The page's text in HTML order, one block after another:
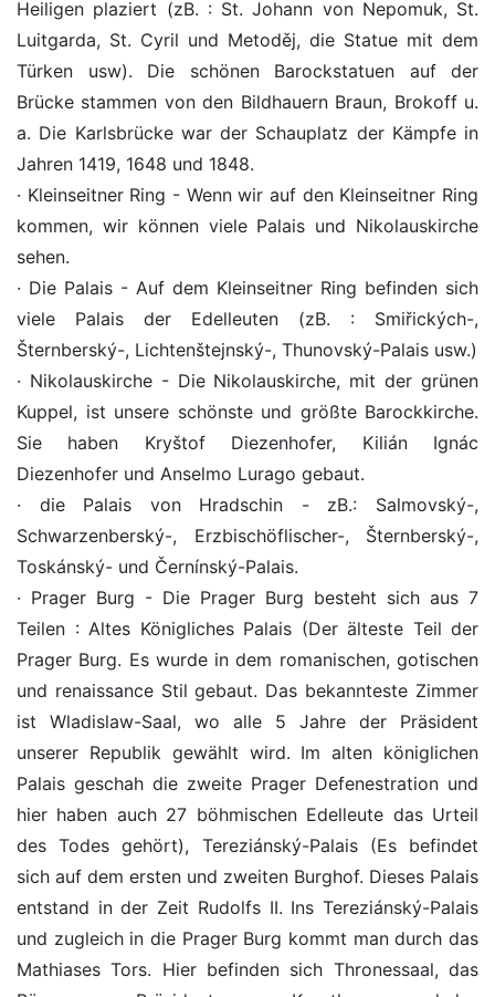
Heiligen plaziert (zB. : St. Johann von Nepomuk, St.
Luitgarda, St. Cyril und Metoděj, die Statue mit dem
Türken usw). Die schönen Barockstatuen auf der
Brücke stammen von den Bildhauern Braun, Brokoff u.
a. Die Karlsbrücke war der Schauplatz der Kämpfe in
Jahren 1419, 1648 und 1848.
· Kleinseitner Ring - Wenn wir auf den Kleinseitner Ring
kommen, wir können viele Palais und Nikolauskirche
sehen.
· Die Palais - Auf dem Kleinseitner Ring befinden sich
viele Palais der Edelleuten (zB. : Smiřických-,
Šternberský-, Lichtenštejnský-, Thunovský-Palais usw.)
· Nikolauskirche - Die Nikolauskirche, mit der grünen
Kuppel, ist unsere schönste und größte Barockkirche.
Sie haben Kryštof Diezenhofer, Kilián Ignác
Diezenhofer und Anselmo Lurago gebaut.
· die Palais von Hradschin - zB.: Salmovský-,
Schwarzenberský-, Erzbischöflischer-, Šternberský-,
Toskánský- und Černínský-Palais.
· Prager Burg - Die Prager Burg besteht sich aus 7
Teilen : Altes Königliches Palais (Der älteste Teil der
Prager Burg. Es wurde in dem romanischen, gotischen
und renaissance Stil gebaut. Das bekannteste Zimmer
ist Wladislaw-Saal, wo alle 5 Jahre der Präsident
unserer Republik gewählt wird. Im alten königlichen
Palais geschah die zweite Prager Defenestration und
hier haben auch 27 böhmischen Edelleute das Urteil
des Todes gehört), Tereziánský-Palais (Es befindet
sich auf dem ersten und zweiten Burghof. Dieses Palais
entstand in der Zeit Rudolfs II. Ins Tereziánský-Palais
und zugleich in die Prager Burg kommt man durch das
Mathiases Tors. Hier befinden sich Thronessaal, das